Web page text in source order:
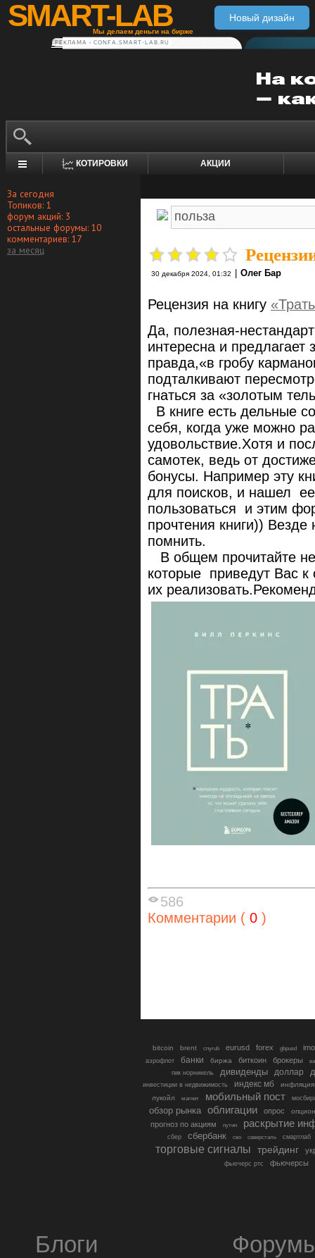
SMART-LAB
Мы делаем деньги на бирже
Новый дизайн
РЕКЛАМА • CONFA.SMART-LAB.RU
КОТИРОВКИ АКЦИИ
За сегодня
Топиков: 1
форум акций: 3
остальные форумы: 10
комментариев: 17
за месяц
30 декабря 2024, 01:32 Олег Бар
Рецензия на книгу
Да, полезная-
интересна и предлагает
правда,«в гробу
подталкивают
гнаться за «золотым
В книге есть дельные
себя, когда уже можно
удовольствие.Хотя и
самотек, ведь от
бонусы. Например эту
для поисков, и нашел
пользоваться и этим
прочтения книги))
помнить.
В общем прочитайте
которые приведут Вас
их
586
Комментарии ( 0 )
bitcoin brent cnyrub eurusd forex gbpusd
аэрофлот банки биржа биткоин брокеры
гмк норникель
дивиденды доллар
инвестиции в недвижимость индекс мб
инфляция
лукойл
магнит мобильный пост
обзор рынка облигации опрос
прогноз по акциям путин раскрытие
сбер сбербанк сво северсталь смартлаб
торговые сигналы трейдинг
фьючерс ртс фьючерсы
Блоги